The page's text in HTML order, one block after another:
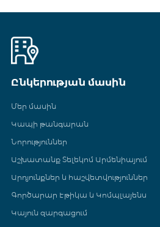
Ընկերության մասին
Մեր մասին
Կապի թանգարան
Նորություններ
Աշխատանք Տելեկոմ Արմենիայում
Արդյունքներ և հաշվետվություններ
Գործարար Էթիկա և Կոմպլայենս
Կայուն զարգացում